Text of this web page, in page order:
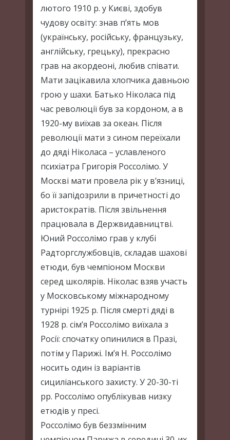
лютого 1910 р. у Києві, здобув
чудову освіту: знав п’ять мов
(українську, російську, французьку,
англійську, грецьку), прекрасно
грав на акордеоні, любив співати.
Мати зацікавила хлопчика давньою
грою у шахи. Батько Ніколаса під
час революції був за кордоном, а в
1920-му виїхав за океан. Після
революції мати з сином переїхали
до дяді Ніколаса – уславленого
психіатра Григорія Россолімо. У
Москві мати провела рік у в’язниці,
бо її запідозрили в причетності до
аристократів. Після звільнення
працювала в Держвидавництві.
Юний Россолімо грав у клубі
Радторгслужбовців, складав шахові
етюди, був чемпіоном Москви
серед школярів. Ніколас взяв участь
у Московському міжнародному
турнірі 1925 р. Після смерті дяді в
1928 р. сім’я Россолімо виїхала з
Росії: спочатку опинилися в Празі,
потім у Парижі. Ім’я Н. Россолімо
носить один із варіантів
сициліанського захисту. У 20-30-ті
рр. Россолімо опублікував низку
етюдів у пресі.
Россолімо був беззмінним